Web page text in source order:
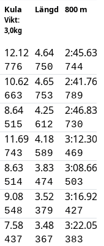
Kula
Vikt:
3,0kg
Längd 800 m
12.12
776
4.64
750
2:45.63
744
10.62
663
4.65
753
2:41.76
789
8.64
515
4.25
612
2:46.83
730
11.69
743
4.18
589
3:12.30
469
8.63
514
3.83
474
3:08.66
503
9.08
548
3.52
379
3:16.92
427
7.58
437
3.48
367
3:22.05
383